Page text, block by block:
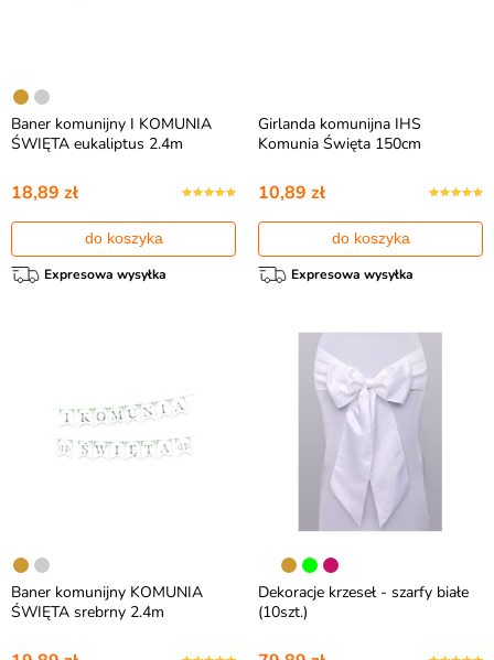
Baner komunijny I KOMUNIA
ŚWIĘTA eukaliptus 2.4m
18,89 zł
do koszyka
Expresowa wysyłka
Girlanda komunijna IHS
Komunia Święta 150cm
10,89 zł
do koszyka
Expresowa wysyłka
Baner komunijny KOMUNIA
ŚWIĘTA srebrny 2.4m
Dekoracje krzeseł - szarfy białe
(10szt.)